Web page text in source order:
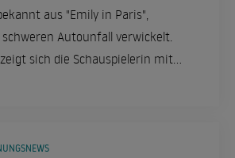
aus "Emily in Paris",
Autounfall verwickelt.
sich die Schauspielerin mit
und berichtet von dem Vorfall,